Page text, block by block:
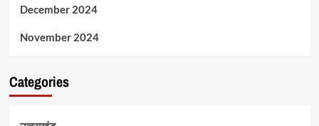
December 2024
November 2024
Categories